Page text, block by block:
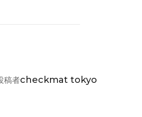
稿者checkmat tokyo